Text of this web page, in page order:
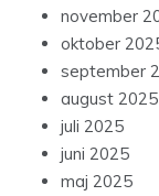
november
oktober
september
august 2025
juli 2025
juni 2025
maj 2025